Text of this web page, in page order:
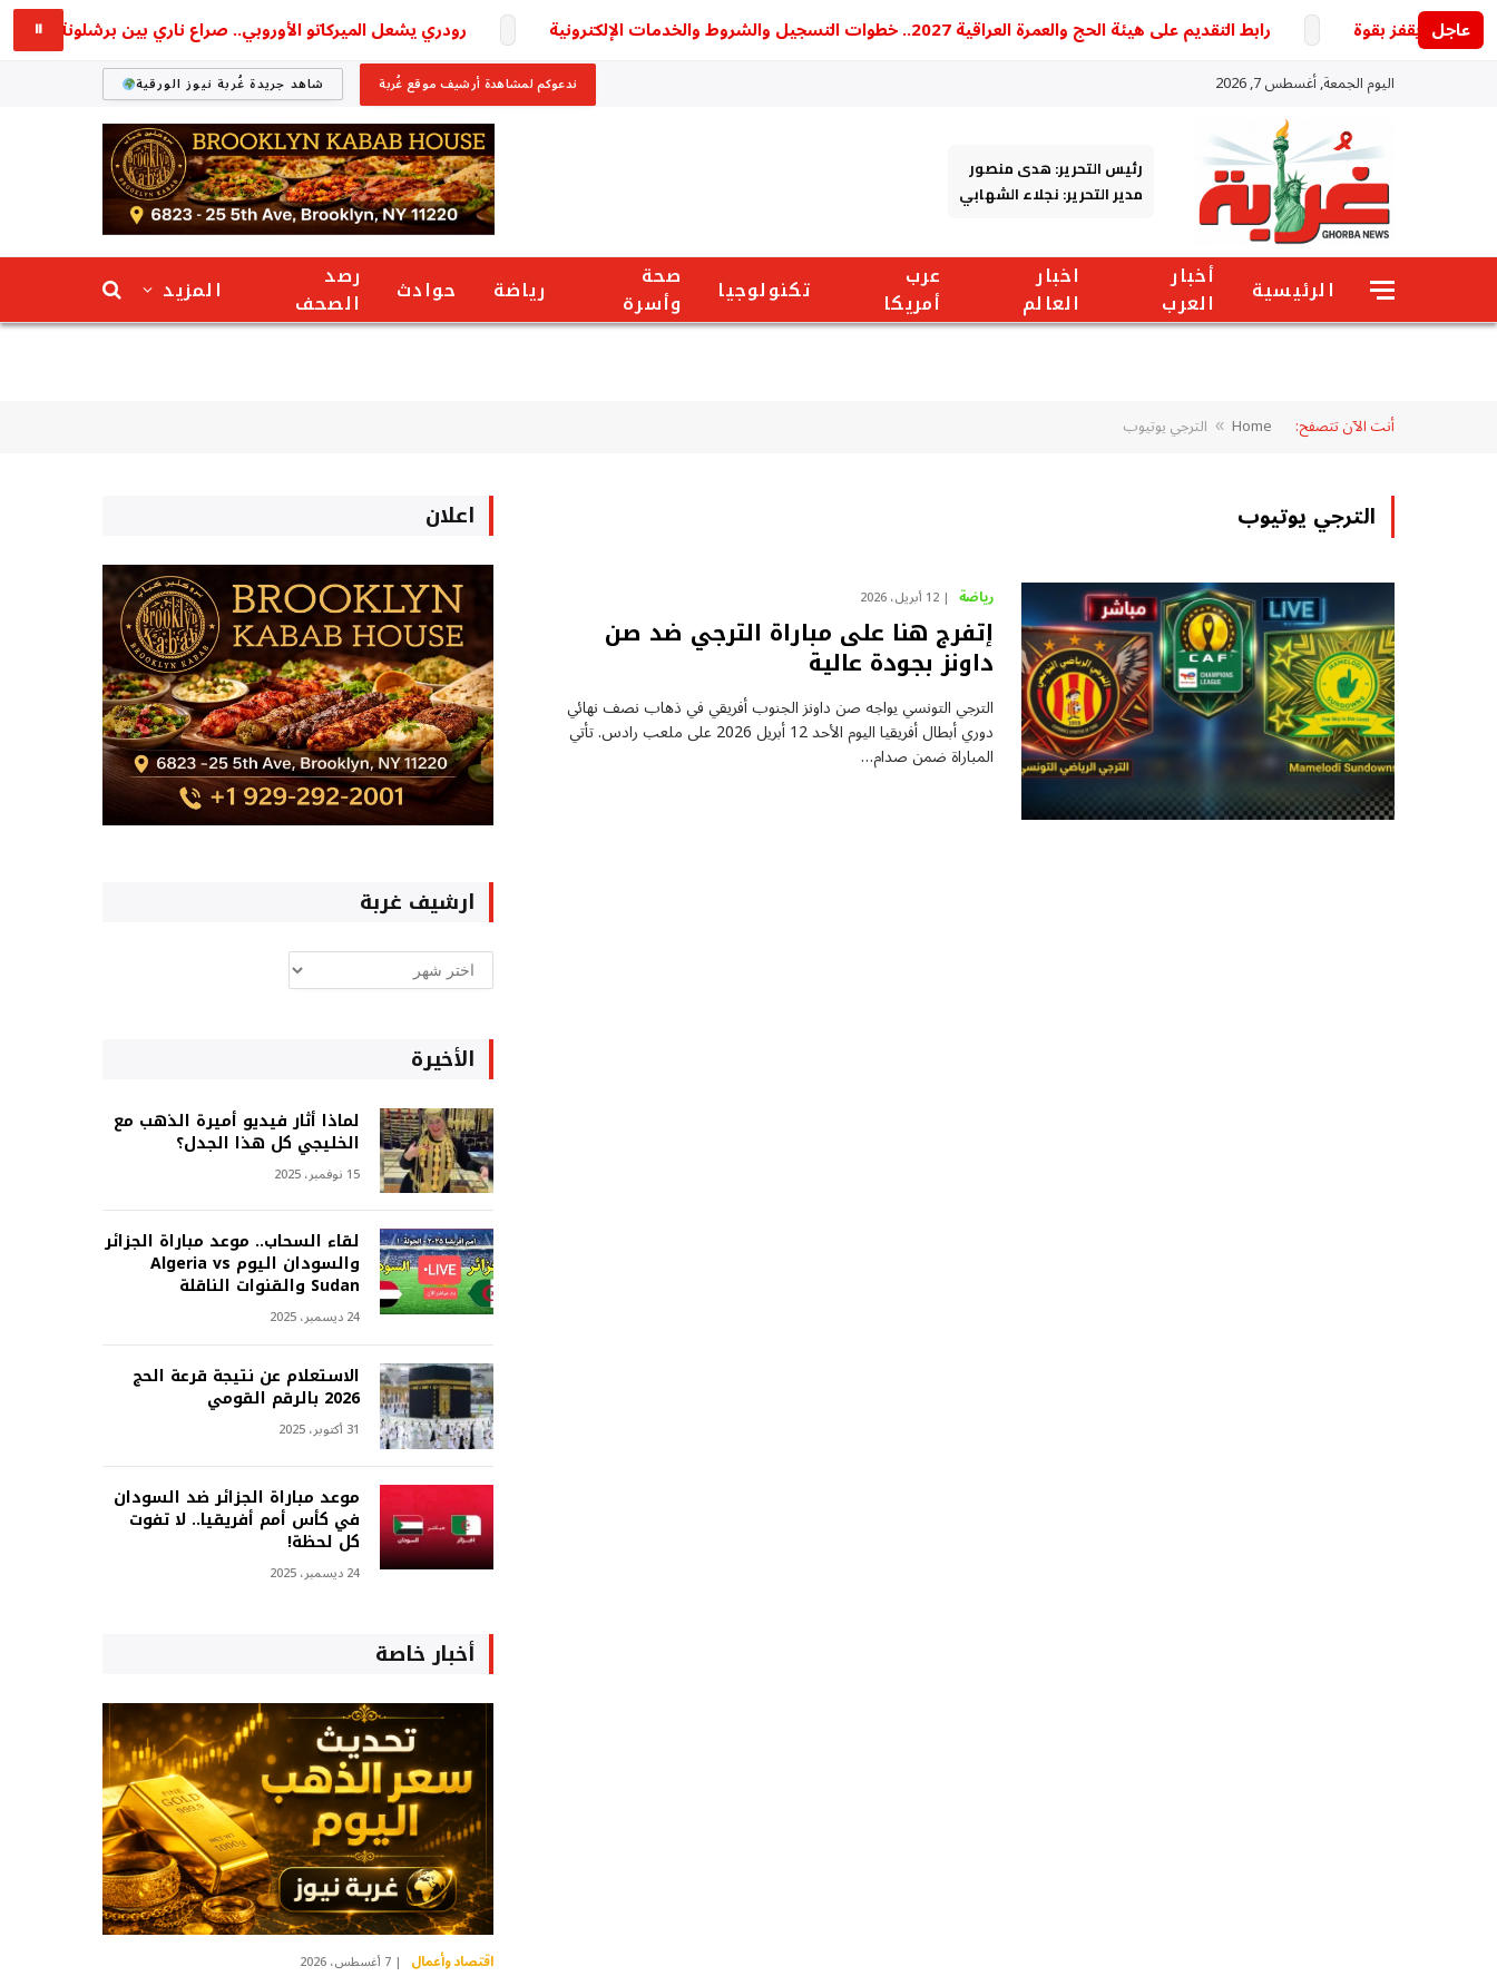
عاجل رابط التقديم على هيئة الحج والعمرة العراقية 2027.. خطوات التسجيل والشروط والخدمات الإلكترونية رودري يشعل الميركاتو الأوروبي.. صراع ناري بين برشلونة وريال⏸
اليوم الجمعة, أغسطس 7, 2026 ندعوكم لمشاهدة أرشيف موقع غُربة شاهد جريدة غُربة نيوز الورقية
رئيس التحرير: هدى منصور
مدير التحرير: نجلاء الشهابي
الرئيسية
أخبار
العرب
اخبار
العالم
عرب
أمريكا
تكنولوجيا
صحة
وأسرة
رياضة حوادث
رصد
الصحف
المزيد
أنت الآن تتصفح: Home
» الترجي يوتيوب
الترجي يوتيوب
رياضة 12 أبريل، 2026
إتفرج هنا على مباراة الترجي ضد صن
داونز بجودة عالية
الترجي التونسي يواجه صن داونز الجنوب أفريقي في ذهاب نصف نهائي
دوري أبطال أفريقيا اليوم الأحد 12 أبريل 2026 على ملعب رادس. تأتي
المباراة ضمن صدام…
اعلان
ارشيف غربة
ارشيف
غربة
الأخيرة
لماذا أثار فيديو أميرة الذهب مع
الخليجي كل هذا الجدل؟
15 نوفمبر، 2025
لقاء السحاب.. موعد مباراة الجزائر
والسودان اليوم Algeria vs
Sudan والقنوات الناقلة
24 ديسمبر، 2025
الاستعلام عن نتيجة قرعة الحج
2026 بالرقم القومي
31 أكتوبر، 2025
موعد مباراة الجزائر ضد السودان
في كأس أمم أفريقيا.. لا تفوت
كل لحظة!
24 ديسمبر، 2025
أخبار خاصة
اقتصاد وأعمال 7 أغسطس، 2026